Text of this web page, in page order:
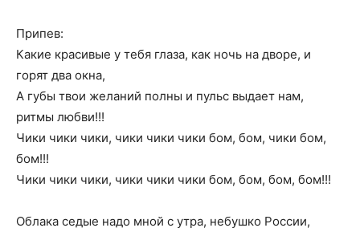
Припев:
Какие красивые у тебя глаза, как ночь на дворе, и
горят два окна,
А губы твои желаний полны и пульс выдает нам,
ритмы любви!!!
Чики чики чики, чики чики чики бом, бом, чики бом,
бом!!!
Чики чики чики, чики чики чики бом, бом, бом, бом!!!
Облака седые надо мной с утра, небушко России,